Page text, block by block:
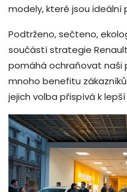
modely, které jsou
Podtrženo, sečteno,
součástí strategie
pomáhá ochraňovat naši
mnoho benefitu
jejich volba přispívá k